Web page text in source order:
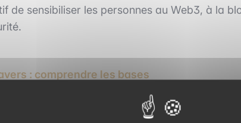
de sensibiliser les personnes au Web3, à la
: comprendre les bases